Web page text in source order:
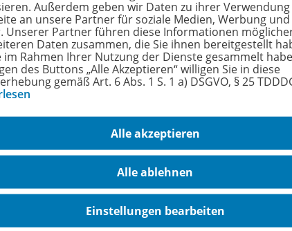
Sie mehr über die Reihe
Produkte
EinFach Englisch New Edition
Unterrichtsmodelle
Jeanne Ryan: Nerve
Lieferbar
Außerdem geben wir Daten zu ihrer
an unsere Partner für soziale Medien, Werbung und
Unserer Partner führen diese Informationen
Daten zusammen, die Sie ihnen bereitgestellt
im Rahmen Ihrer Nutzung der Dienste gesammelt
des Buttons „Alle Akzeptieren“ willigen Sie in diese
gemäß Art. 6 Abs. 1 S. 1 a) DSGVO, § 25
Alle akzeptieren
Alle ablehnen
Einstellungen bearbeiten